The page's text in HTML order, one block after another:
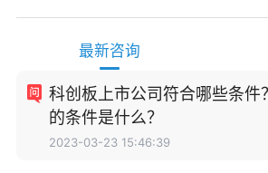
最新咨询
科创板上市公司符合哪些条件
的条件是什么？
2023-03-23 15:46:39